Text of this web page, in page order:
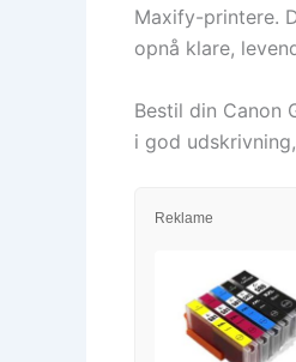
Maxify-printere.
opnå klare,
Bestil din Canon
i god
Reklame